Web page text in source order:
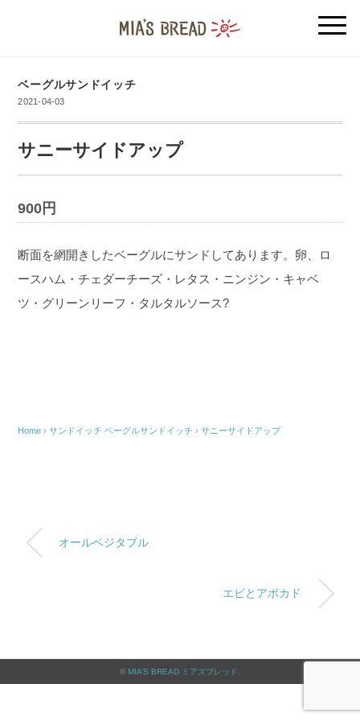
ベーグルサンドイッチ
2021-04-03
サニーサイドアップ
900円
断面を網開きしたベーグルにサンドしてあります。卵、ロ
ースハム・チェダーチーズ・レタス・ニンジン・キャベ
ツ・グリーンリーフ・タルタルソース?
Home ›サンドイッチ ベーグルサンドイッチ ›サニーサイドアップ
オールベジタブル
エビとアボカド
© MIA’S BREAD ミアズブレッド